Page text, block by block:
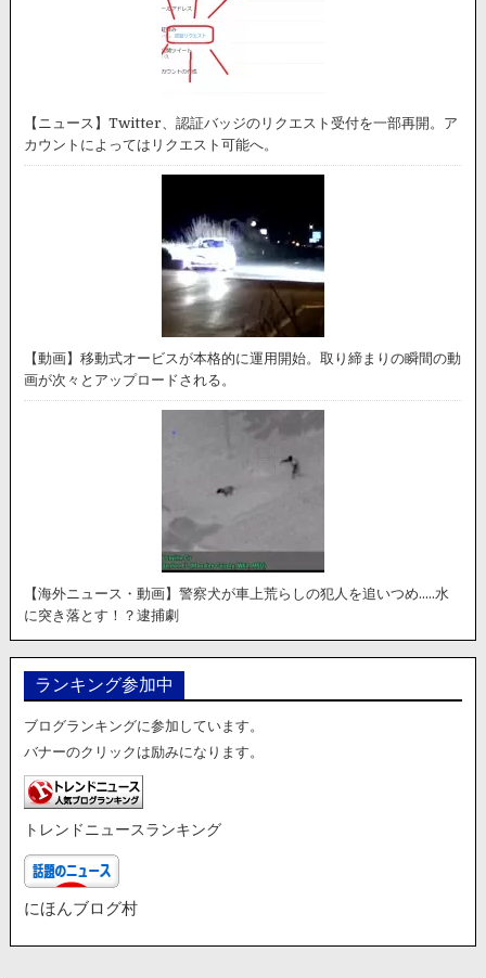
【ニュース】Twitter、認証バッジのリクエスト受付を一部再開。ア
カウントによってはリクエスト可能へ。
【動画】移動式オービスが本格的に運用開始。取り締まりの瞬間の動
画が次々とアップロードされる。
【海外ニュース・動画】警察犬が車上荒らしの犯人を追いつめ…..水
に突き落とす！？逮捕劇
ランキング参加中
ブログランキングに参加しています。
バナーのクリックは励みになります。
トレンドニュースランキング
にほんブログ村